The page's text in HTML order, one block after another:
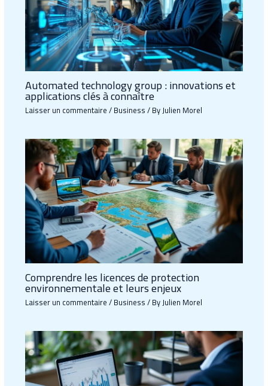
Automated technology group : innovations et
applications clés à connaître
Laisser un commentaire/Business/ ByJulien Morel
Comprendre les licences de protection
environnementale et leurs enjeux
Laisser un commentaire/Business/ ByJulien Morel